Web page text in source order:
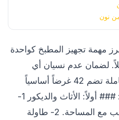
نون
مهمة تجهيز المطبخ كواحدة
لضمان عدم نسيان أي
قطعة، أعددنا لكِ قائمة شاملة تضم 42 غرضاً أساسياً
تجمع بين الوظيفة والأناقة: ### أولاً: الأثاث والديكور 1-
خزائن مطبخ بتصميم يتناسب مع المساحة. 2- طاولة